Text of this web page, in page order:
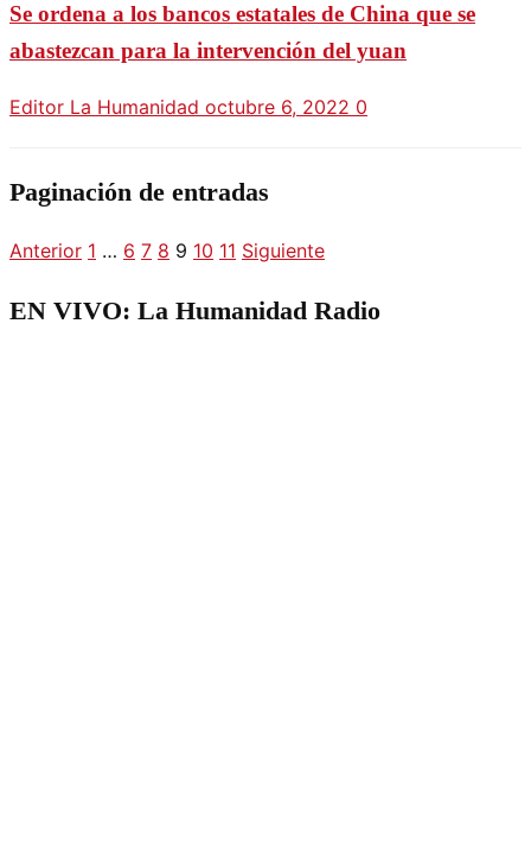
Se ordena a los bancos estatales de China que se
abastezcan para la intervención del yuan
Editor La Humanidad octubre 6, 2022 0
Paginación de entradas
Anterior 1 … 6 7 8 9 10 11 Siguiente
EN VIVO: La Humanidad Radio